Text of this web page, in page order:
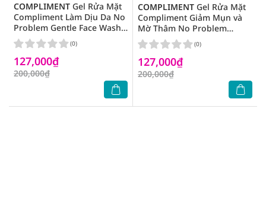
COMPLIMENT Gel Rửa Mặt
Compliment Làm Dịu Da No
Problem Gentle Face Wash
With Prebiotics And Amino
Acids 200ml
127,000₫
200,000₫
(0)
COMPLIMENT Gel Rửa Mặt
Compliment Giảm Mụn và
Mờ Thâm No Problem
Cleansing Face Wash With
AHA-BHA-PHA Acids And Tea
Tree 200ml
127,000₫
200,000₫
(0)